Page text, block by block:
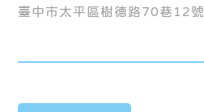
臺中市太平區樹德路70巷12號